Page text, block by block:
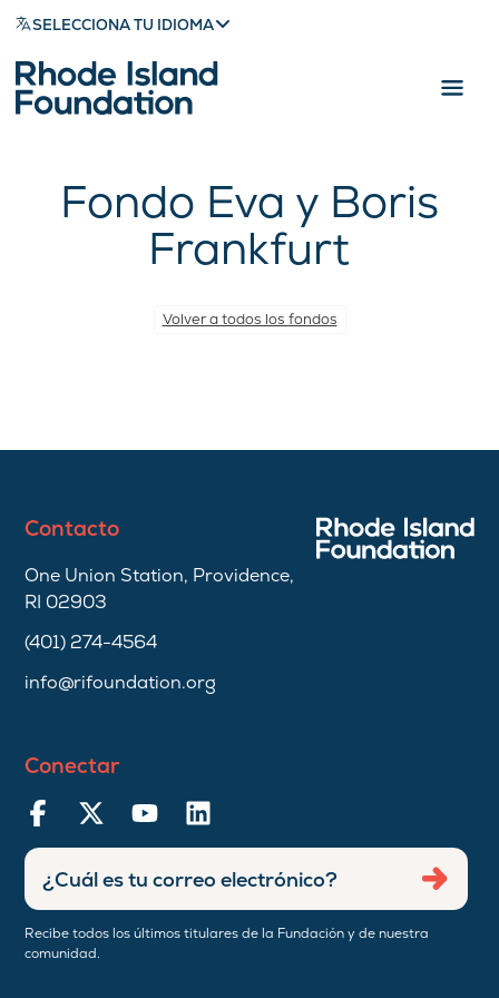
SELECCIONA TU IDIOMA
Fondo Eva y Boris
Frankfurt
Volver a todos los fondos
Contacto
One Union Station, Providence,
RI 02903
(401) 274-4564
info@rifoundation.org
Conectar
Recibe todos los últimos titulares de la Fundación y de nuestra
comunidad.
Ingresar
dirección
de
correo
Enviar